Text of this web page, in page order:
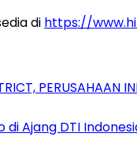
di https://
Ajang DTI